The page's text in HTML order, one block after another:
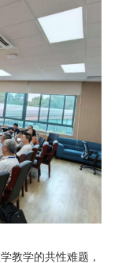
教学的共性难题，